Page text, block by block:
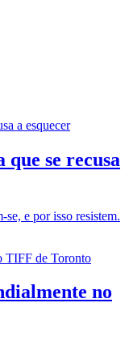
que se recusa
e por isso resistem.
no